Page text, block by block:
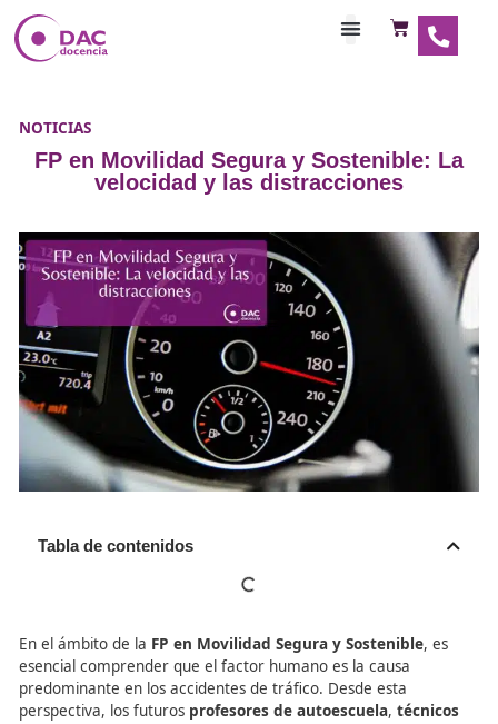
NOTICIAS
FP en Movilidad Segura y
Tabla de contenidos